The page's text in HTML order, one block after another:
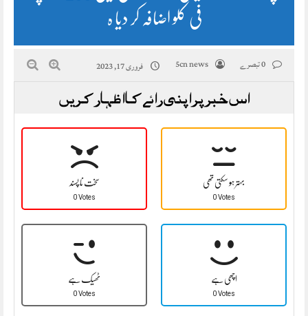
فی کلو اضافہ کر دیا ہ
5cn news فروری 17, 2023
اس خبر پر اپنی رائے کا اظہار کریں
سخت نا پسند
0 Votes
بہتر ہو سکتی تھی
0 Votes
ٹھیک ہے
0 Votes
اچھی ہے
0 Votes